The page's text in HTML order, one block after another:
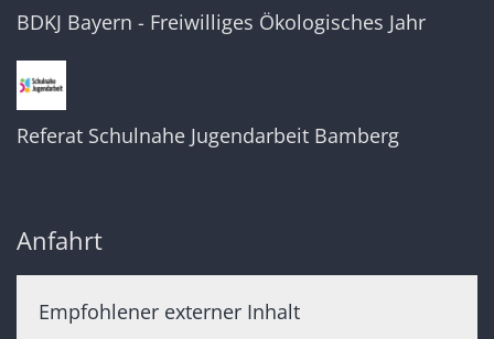
BDKJ Bayern - Freiwilliges Ökologisches Jahr
Referat Schulnahe Jugendarbeit Bamberg
Anfahrt
Empfohlener externer Inhalt